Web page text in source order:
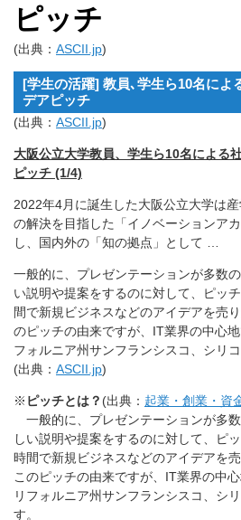
ピッチ
(出典： ASCII.jp)
[学生の活躍] 教員､学生ら10名によ
デアピッチ
(出典： ASCII.jp)
大阪公立大学教員、学生ら10名による
ピッチ (1/4)
2022年4月に誕生した大阪公立大学は
の解決を目指した「イノベーションア
し、国内外の「知の拠点」として …
一般的に、プレゼンテーションが多数
い説明や提案をするのに対して、ピッ
間で新規ビジネスなどのアイデアを売
のピッチの由来ですが、IT業界の中心
フォルニア州サンフランシスコ、シリ
(出典： ASCII.jp)
※ ピッチとは？ (出典： 起業・創業・資
一般的に、プレゼンテーションが多
しい説明や提案をするのに対して、ピ
時間で新規ビジネスなどのアイデアを
このピッチの由来ですが、IT業界の中
リフォルニア州サンフランシスコ、シ
す。